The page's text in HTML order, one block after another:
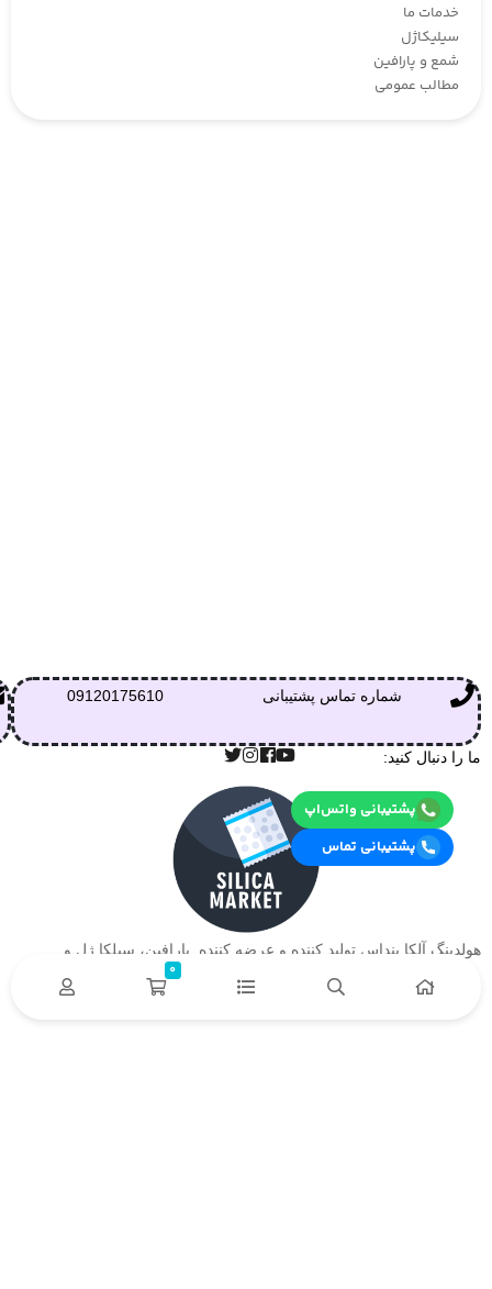
خدمات ما
سیلیکاژل
شمع و پارافین
مطالب عمومی
شماره تماس پشتیبانی 09120175610
ما را دنبال کنید:
هولدینگ آلکا بنداس تولید کننده و عرضه کننده پارافین، سیلکا ژل و….
پشتیبانی واتس‌اپ
پشتیبانی تماس
0